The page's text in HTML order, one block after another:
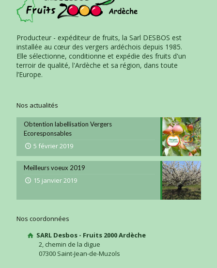
Producteur - expéditeur de fruits, la Sarl DESBOS est
installée au cœur des vergers ardéchois depuis 1985.
Elle sélectionne, conditionne et expédie des fruits d'un
terroir de qualité, l'Ardèche et sa région, dans toute
l’Europe.
Nos actualités
Obtention labellisation Vergers
Ecoresponsables
5 février 2019
Meilleurs voeux 2019
15 janvier 2019
Nos coordonnées
SARL Desbos - Fruits 2000 Ardèche
2, chemin de la digue
07300 Saint-Jean-de-Muzols